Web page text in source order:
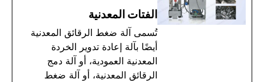
الفتات المعدنية
تُسمى آلة ضغط الرقائق المعدنية
أيضًا بآلة إعادة تدوير الخردة
المعدنية العمودية، أو آلة دمج
الرقائق المعدنية، أو آلة ضغط